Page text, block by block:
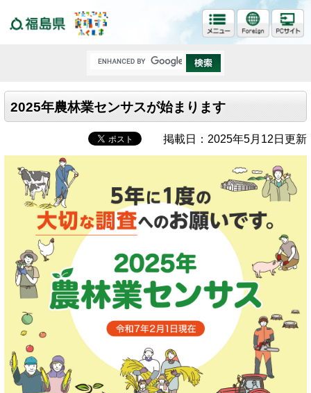
2025年農林業センサスが始まります
掲載日：2025年5月12日更新